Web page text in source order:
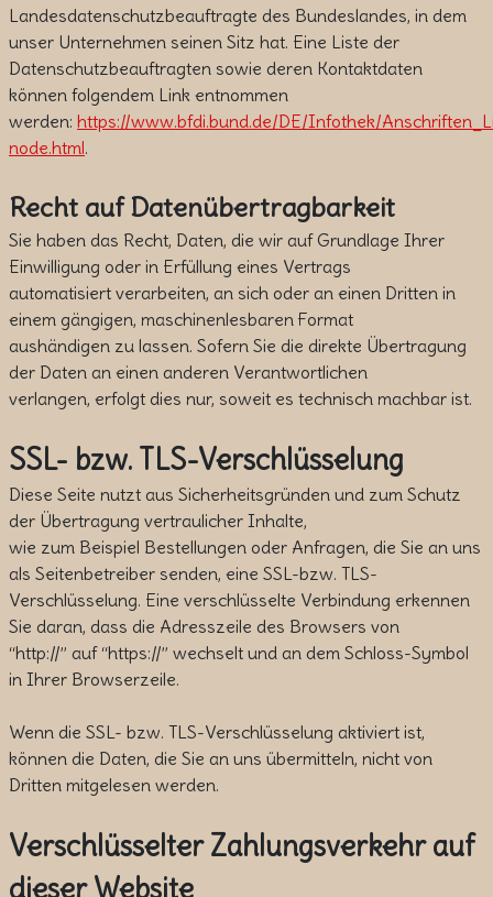
Landesdatenschutzbeauftragte des Bundeslandes, in dem
unser Unternehmen seinen Sitz hat. Eine Liste der
Datenschutzbeauftragten sowie deren Kontaktdaten
können folgendem Link entnommen
werden: https://www.bfdi.bund.de/DE/Infothek/
node.html.
Recht auf Datenübertragbarkeit
Sie haben das Recht, Daten, die wir auf Grundlage Ihrer
Einwilligung oder in Erfüllung eines Vertrags
automatisiert verarbeiten, an sich oder an einen Dritten in
einem gängigen, maschinenlesbaren Format
aushändigen zu lassen. Sofern Sie die direkte Übertragung
der Daten an einen anderen Verantwortlichen
verlangen, erfolgt dies nur, soweit es technisch machbar ist.
SSL- bzw. TLS-Verschlüsselung
Diese Seite nutzt aus Sicherheitsgründen und zum Schutz
der Übertragung vertraulicher Inhalte,
wie zum Beispiel Bestellungen oder Anfragen, die Sie an uns
als Seitenbetreiber senden, eine SSL-bzw. TLS-
Verschlüsselung. Eine verschlüsselte Verbindung erkennen
Sie daran, dass die Adresszeile des Browsers von
“http://” auf “https://” wechselt und an dem Schloss-Symbol
in Ihrer Browserzeile.
Wenn die SSL- bzw. TLS-Verschlüsselung aktiviert ist,
können die Daten, die Sie an uns übermitteln, nicht von
Dritten mitgelesen werden.
Verschlüsselter Zahlungsverkehr auf
dieser Website